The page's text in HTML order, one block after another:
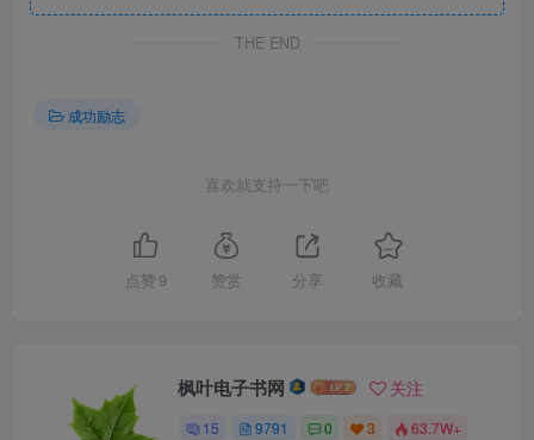
THE END
成功励志
喜欢就支持一下吧
点赞 9 赞赏 分享 收藏
枫叶电子书网 关注
15 9791 0 3 63.7W+